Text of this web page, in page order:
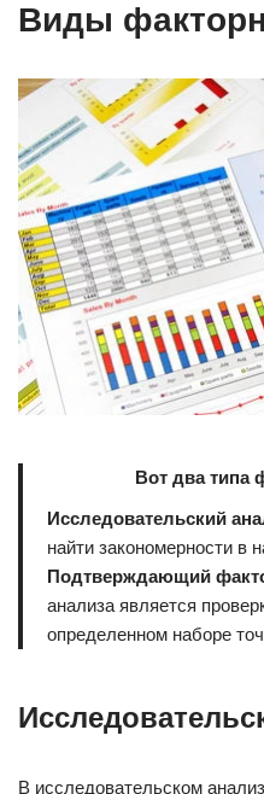
Виды
Вот два типа
Исследовательский
найти закономерности в
Подтверждающий
анализа является
определенном наборе
В исследовательском